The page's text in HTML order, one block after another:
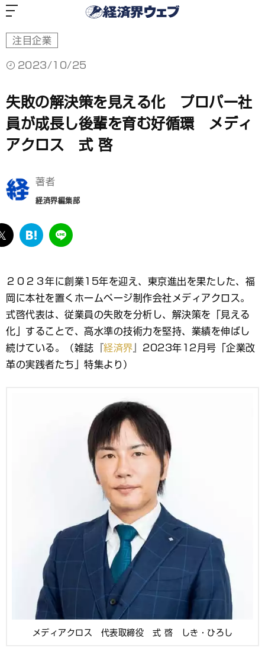
注目企業
2023/10/25
失敗の解決策を見える化 プロパー社
員が成長し後輩を育む好循環 メディ
アクロス 式 啓
著者
経済界編集部
twitter
は
ブ
ッ
ク
マ
ー
ク
LINE
２０２３年に創業15年を迎え、東京進出を果たした、福
岡に本社を置くホームページ制作会社メディアクロス。
式啓代表は、従業員の失敗を分析し、解決策を「見える
化」することで、高水準の技術力を堅持、業績を伸ばし
続けている。（雑誌『 経済界 』2023年12月号「企業改
革の実践者たち」特集より）
メディアクロス 代表取締役 式 啓 しき・ひろし